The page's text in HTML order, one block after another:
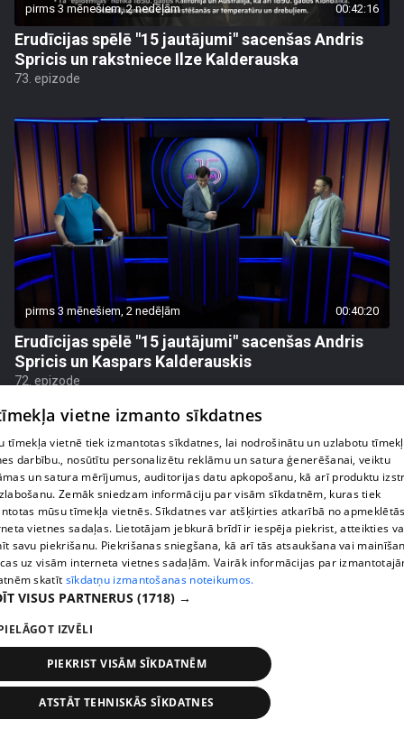
pirms 3 mēnešiem, 2 nedēļām 00:42:16
Erudīcijas spēlē "15 jautājumi" sacenšas Andris
Spricis un rakstniece Ilze Kalderauska
73. epizode
pirms 3 mēnešiem, 2 nedēļām 00:40:20
Erudīcijas spēlē "15 jautājumi" sacenšas Andris
Spricis un Kaspars Kalderauskis
72. epizode
Erudīcijas spēlē "15 jautājumi" sacenšas Andris
Spricis un Augusts Zilberts
71. epizode
vietne izmanto sīkdatnes
tīmekļa vietnē tiek izmantotas sīkdatnes, lai nodrošinātu un uzlabotu
darbību., nosūtītu personalizētu reklāmu un satura ģenerēšanai, veiktu
un satura mērījumus, auditorijas datu apkopošanu, kā arī produktu
Zemāk sniedzam informāciju par visām sīkdatnēm, kuras tiek
mūsu tīmekļa vietnēs. Sīkdatnes var atšķirties atkarībā no
vietnes sadaļas. Lietotājam jebkurā brīdī ir iespēja piekrist, atteikties
savu piekrišanu. Piekrišanas sniegšana, kā arī tās atsaukšana vai
uz visām interneta vietnes sadaļām. Vairāk informācijas par
skatīt sīkdatņu izmantošanas noteikumos.
VISUS PARTNERUS (1718) →
IZVĒLI
PIEKRIST VISĀM SĪKDATNĒM
ATSTĀT TEHNISKĀS SĪKDATNES